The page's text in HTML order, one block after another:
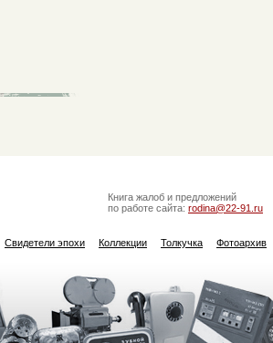
Книга жалоб и предложений
по работе сайта: rodina@22-91.ru
Свидетели эпохи Коллекции Толкучка Фотоархив